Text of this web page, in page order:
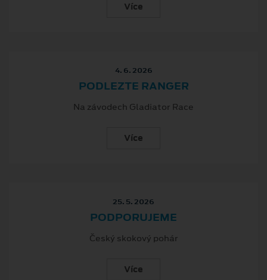
Více
4. 6. 2026
PODLEZTE RANGER
Na závodech Gladiator Race
Více
25. 5. 2026
PODPORUJEME
Český skokový pohár
Více